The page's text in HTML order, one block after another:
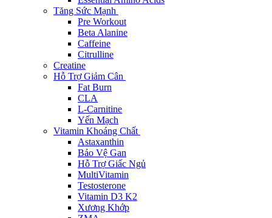
Tăng Sức Mạnh
Pre Workout
Beta Alanine
Caffeine
Citrulline
Creatine
Hỗ Trợ Giảm Cân
Fat Burn
CLA
L-Carnitine
Yến Mạch
Vitamin Khoáng Chất
Astaxanthin
Bảo Vệ Gan
Hỗ Trợ Giấc Ngủ
MultiVitamin
Testosterone
Vitamin D3 K2
Xương Khớp